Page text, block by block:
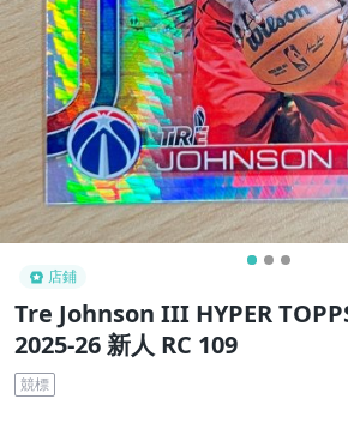
店鋪
Tre Johnson III HYPER
2025-26 新人 RC 109
競標